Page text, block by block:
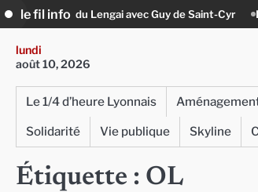
Skip
to
content
le fil info
Saint-Cyr Le Crépin de Lyon (Maison
lundi
août 10, 2026
Le 1/4 d’heure Lyonnais
Solidarité
Vie publique Skyline
Étiquette : OL